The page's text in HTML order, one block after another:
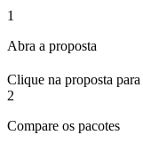
1
Abra a proposta
Clique na proposta
2
Compare os pacotes